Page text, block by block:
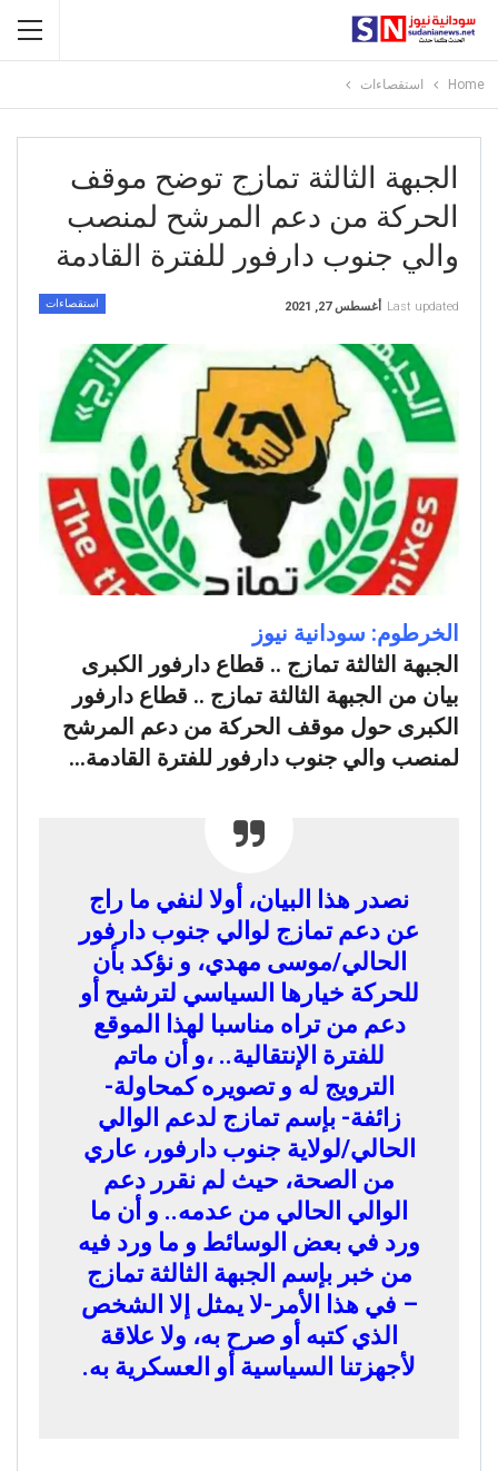
Home استقصاءات
الجبهة الثالثة تمازج توضح موقف
الحركة من دعم المرشح لمنصب
والي جنوب دارفور للفترة القادمة
استقصاءات Last updated أغسطس 27, 2021
الخرطوم: سودانية نيوز
الجبهة الثالثة تمازج .. قطاع دارفور الكبرى
بيان من الجبهة الثالثة تمازج .. قطاع دارفور
الكبرى حول موقف الحركة من دعم المرشح
لمنصب والي جنوب دارفور للفترة القادمة…
نصدر هذا البيان، أولا لنفي ما راج
عن دعم تمازج لوالي جنوب دارفور
الحالي/موسى مهدي، و نؤكد بأن
للحركة خيارها السياسي لترشيح أو
دعم من تراه مناسبا لهذا الموقع
للفترة الإنتقالية.. ،و أن ماتم
الترويج له و تصويره كمحاولة-
زائفة- بإسم تمازج لدعم الوالي
الحالي/لولاية جنوب دارفور، عاري
من الصحة، حيث لم نقرر دعم
الوالي الحالي من عدمه.. و أن ما
ورد في بعض الوسائط و ما ورد فيه
من خبر بإسم الجبهة الثالثة تمازج
– في هذا الأمر-لا يمثل إلا الشخص
الذي كتبه أو صرح به، ولا علاقة
لأجهزتنا السياسية أو العسكرية به.